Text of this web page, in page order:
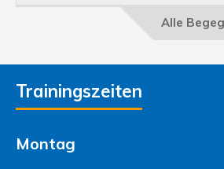
Alle
Trainingszeiten
Montag